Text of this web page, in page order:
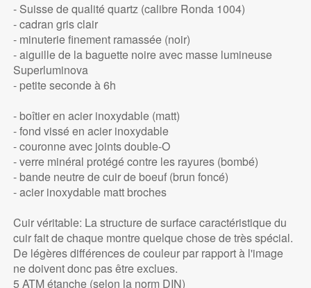
- Suisse de qualité quartz (calibre Ronda 1004)
- cadran gris clair
- minuterie finement ramassée (noir)
- aiguille de la baguette noire avec masse lumineuse
Superluminova
- petite seconde à 6h
- boîtier en acier inoxydable (matt)
- fond vissé en acier inoxydable
- couronne avec joints double-O
- verre minéral protégé contre les rayures (bombé)
- bande neutre de cuir de boeuf (brun foncé)
- acier inoxydable matt broches
Cuir véritable: La structure de surface caractéristique du
cuir fait de chaque montre quelque chose de très spécial.
De légères différences de couleur par rapport à l'image
ne doivent donc pas être exclues.
5 ATM étanche (selon la norm DIN)